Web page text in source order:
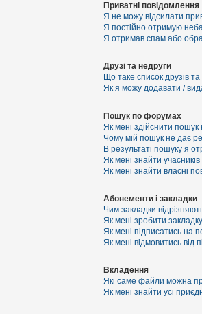
Приватні повідомлення
Я не можу відсилати
Я постійно отримую
Я отримав спам або
Друзі та недруги
Що таке список друзів та
Як я можу додавати /
Пошук по форумах
Як мені здійснити
Чому мій пошук не дає
В результаті пошуку я
Як мені знайти
Як мені знайти власні
Абонементи і закладки
Чим закладки
Як мені зробити
Як мені підписатись на
Як мені відмовитись від
Вкладення
Які саме файли можна
Як мені знайти усі